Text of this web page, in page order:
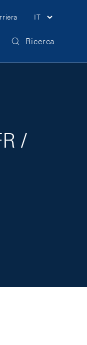
IT
Ricerca
/